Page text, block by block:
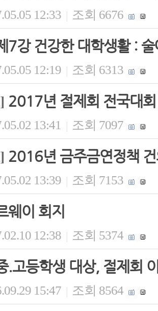
12:33 | 조회 6676
7강 건강한 대학생활 :
12:19 | 조회 6313
2017년 절제회 전국대
13:41 | 조회 7097
2016년 금주금연정책
13:39 | 조회 7153
웨이 회지
12:38 | 조회 5374
.고등학생 대상, 절제회
15:47 | 조회 8564